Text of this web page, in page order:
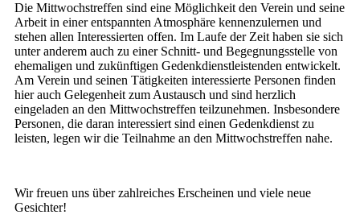
Die Mittwochstreffen sind eine Möglichkeit den Verein und seine
Arbeit in einer entspannten Atmosphäre kennenzulernen und
stehen allen Interessierten offen. Im Laufe der Zeit haben sie sich
unter anderem auch zu einer Schnitt- und Begegnungsstelle von
ehemaligen und zukünftigen Gedenkdienstleistenden entwickelt.
Am Verein und seinen Tätigkeiten interessierte Personen finden
hier auch Gelegenheit zum Austausch und sind herzlich
eingeladen an den Mittwochstreffen teilzunehmen. Insbesondere
Personen, die daran interessiert sind einen Gedenkdienst zu
leisten, legen wir die Teilnahme an den Mittwochstreffen nahe.
Wir freuen uns über zahlreiches Erscheinen und viele neue
Gesichter!